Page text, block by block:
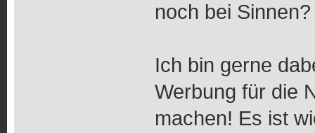
noch bei Sinnen?
Ich bin gerne
Werbung für die
machen! Es ist